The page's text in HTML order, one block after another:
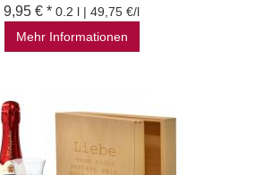
9,95 € * 0.2 l | 49,75 €/l
Mehr Informationen